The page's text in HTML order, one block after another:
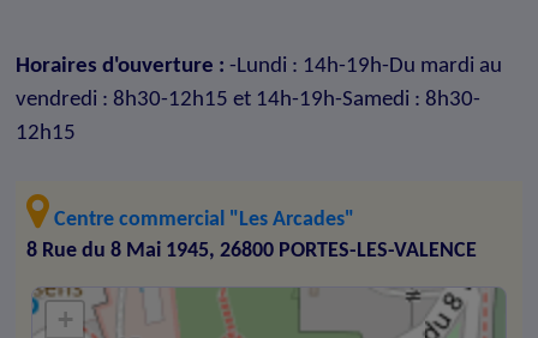
Horaires d'ouverture :-Lundi : 14h-19h-Du mardi au
vendredi : 8h30-12h15 et 14h-19h-Samedi : 8h30-
12h15
Centre commercial "Les Arcades"
8 Rue du 8 Mai 1945, 26800 PORTES-LES-VALENCE
+